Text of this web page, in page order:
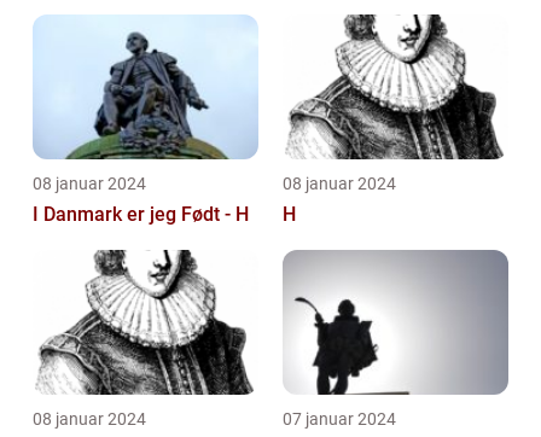
08 januar 2024
I Danmark er jeg Født - H
08 januar 2024
H
08 januar 2024 07 januar 2024